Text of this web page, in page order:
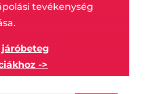
tevékenység
járóbeteg
->